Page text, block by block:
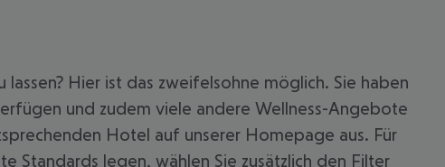
Hier ist das zweifelsohne möglich. Sie haben
und zudem viele andere Wellness-Angebote
Hotel auf unserer Homepage aus. Für
Standards legen, wählen Sie zusätzlich den Filter